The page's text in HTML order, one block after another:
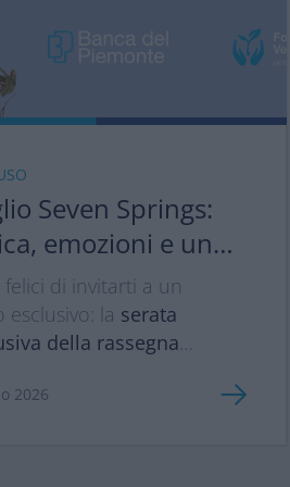
Seven Springs:
emozioni e una
da vivere insieme
felici di invitarti a un
esclusivo: la serata
della rassegna
dalla Scuola Holden,
2026